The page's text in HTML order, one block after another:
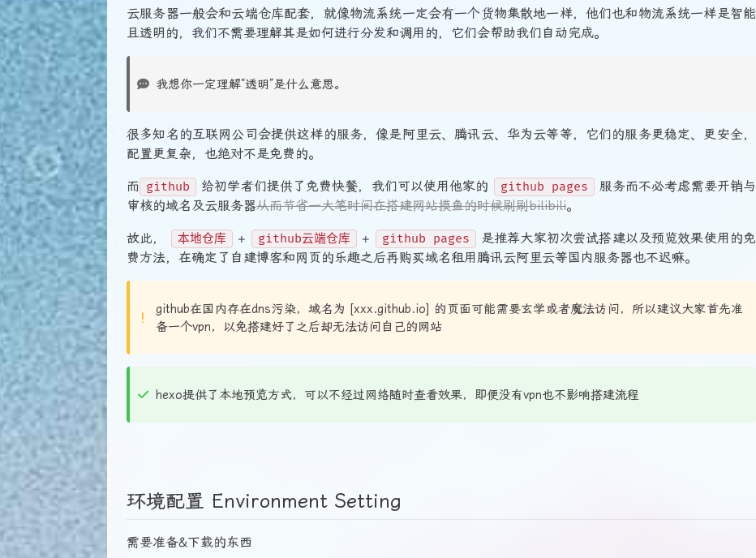
云服务器一般会和云端仓库配套，就像物流系统一定会有一个货物集散地一样，他们也和物流系统一样是智能
且透明的，我们不需要理解其是如何进行分发和调用的，它们会帮助我们自动完成。
我想你一定理解“透明”是什么意思。
很多知名的互联网公司会提供这样的服务，像是阿里云、腾讯云、华为云等等，它们的服务更稳定、更安全，
配置更复杂，也绝对不是免费的。
而 github 给初学者们提供了免费快餐，我们可以使用他家的 github pages
服务而不必考虑需要开销与
审核的域名及云服务器从而节省一大笔时间在搭建网站摸鱼的时候刷刷bilibili。
故此， 本地仓库 + github云端仓库 + github pages
是推荐大家初次尝试搭建以及预览效果使用的免
费方法，在确定了自建博客和网页的乐趣之后再购买域名租用腾讯云阿里云等国内服务器也不迟嘛。
github在国内存在dns污染，域名为 [xxx.github.io] 的页面可能需要玄学或者魔法访问，所以建议大家首先准
备一个vpn，以免搭建好了之后却无法访问自己的网站
hexo提供了本地预览方式，可以不经过网络随时查看效果，即便没有vpn也不影响搭建流程
环境配置 Environment Setting
需要准备&下载的东西